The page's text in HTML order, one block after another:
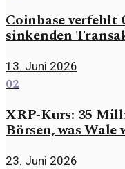
Coinbase verfehlt
sinkenden
13. Juni 2026
02
XRP-Kurs: 35
Börsen, was Wale
23. Juni 2026